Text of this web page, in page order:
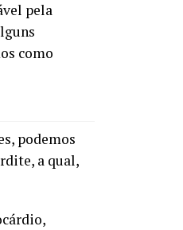
pela
como
podemos
a qual,